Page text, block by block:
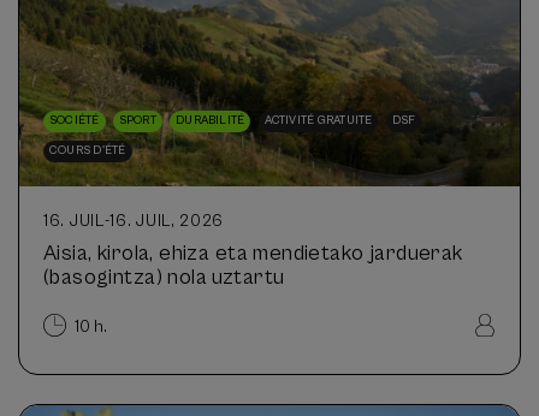
SOCIÉTÉ SPORT DURABILITÉ ACTIVITÉ GRATUITE DSF
COURS D'ÉTÉ
16. JUIL-16. JUIL, 2026
Aisia, kirola, ehiza eta mendietako jarduerak
(basogintza) nola uztartu
10 h.